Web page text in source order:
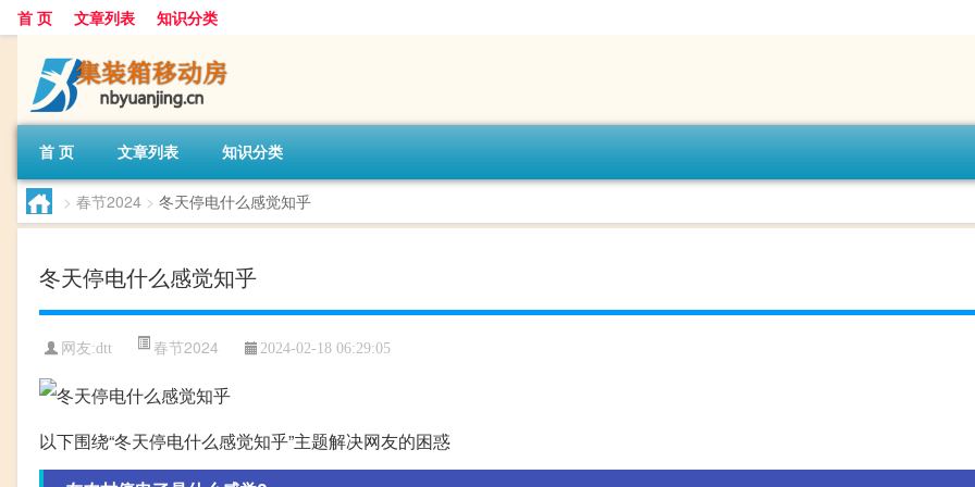
首 页 文章列表 知识分类
首 页 文章列表 知识分类
> 春节2024 > 冬天停电什么感觉知乎
冬天停电什么感觉知乎
网友:dtt 春节2024 2024-02-18 06:29:05
以下围绕“冬天停电什么感觉知乎”主题解决网友的困惑